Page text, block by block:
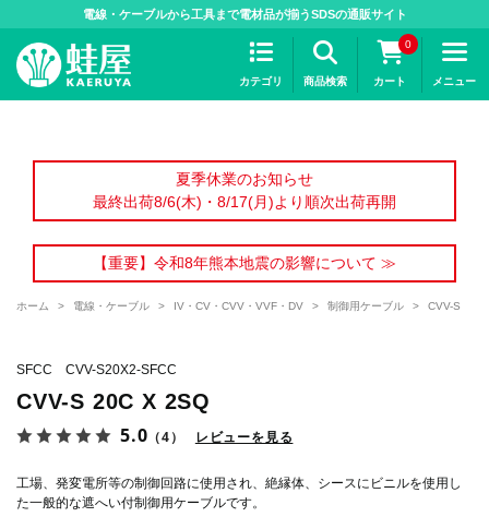
電線・ケーブルから工具まで電材品が揃うSDSの通販サイト
カテゴリ 商品検索
0
カート メニュー
夏季休業のお知らせ
最終出荷8/6(木)・8/17(月)より順次出荷再開
【重要】令和8年熊本地震の影響について ≫
ホーム > 電線・ケーブル > IV・CV・CVV・VVF・DV > 制御用ケーブル > CVV-S
SFCC CVV-S20X2-SFCC
CVV-S 20C X 2SQ
5.0 （4） レビューを見る
工場、発変電所等の制御回路に使用され、絶縁体、シースにビニルを使用し
た一般的な遮へい付制御用ケーブルです。